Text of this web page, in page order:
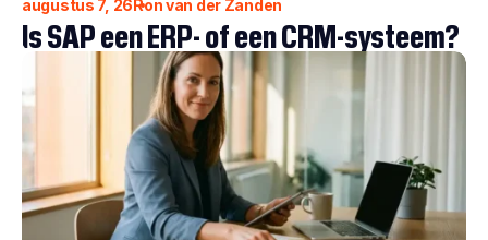
augustus 7, 26Ron van der Zanden
Is SAP een ERP- of een CRM-systeem?